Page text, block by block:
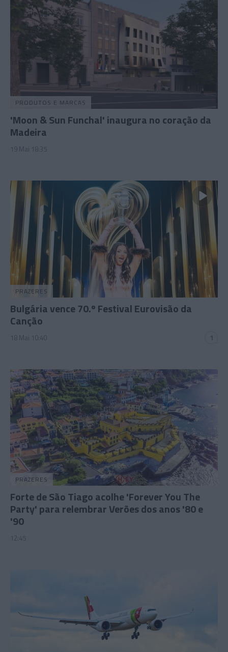
PRODUTOS E MARCAS
'Moon & Sun Funchal' inaugura no coração da
Madeira
19 Mai 18:35
PRAZERES
Bulgária vence 70.º Festival Eurovisão da
Canção
18 Mai 10:40 1
PRAZERES
Forte de São Tiago acolhe 'Forever You The
Party' para relembrar Verões dos anos '80 e
'90
12:45